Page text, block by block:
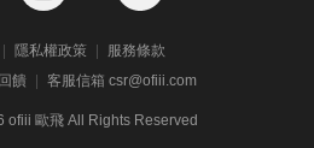
隱私權政策
服務條款
饋 客服信箱 csr@ofiii.com
ofiii 歐飛 All Rights Reserved